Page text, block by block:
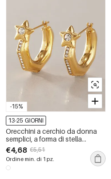
-15%
13-25 GIORNI
Orecchini a cerchio da donna
semplici, a forma di stella
geometrica, in acciaio
inossidabile, impermeabili, color
oro, con strass.
€4,68 €5,51
Ordine min. di 1 pz.